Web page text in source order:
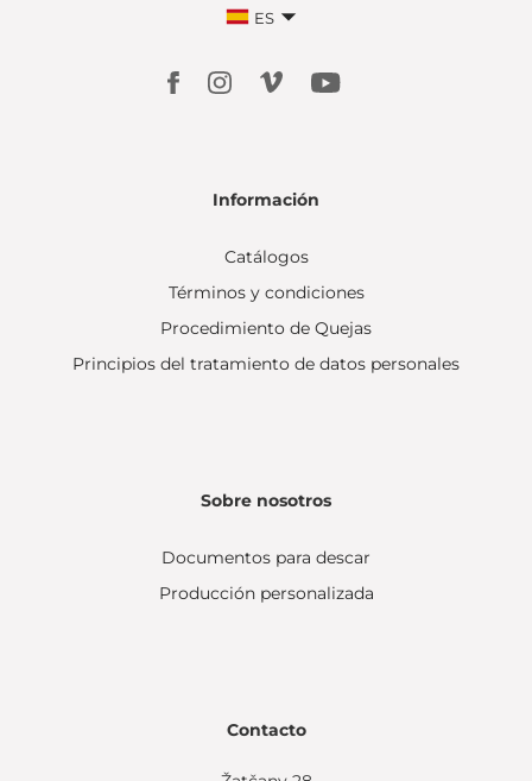
ES
Información
Catálogos
Términos y condiciones
Procedimiento de Quejas
Principios del tratamiento de datos personales
Sobre nosotros
Documentos para descar
Producción personalizada
Contacto